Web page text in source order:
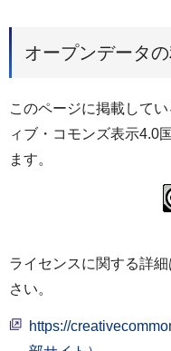
オープンデータ
このページに掲載して
ィブ・コモンズ表示4.0
ます。
ライセンスに関する詳
さい。
https://